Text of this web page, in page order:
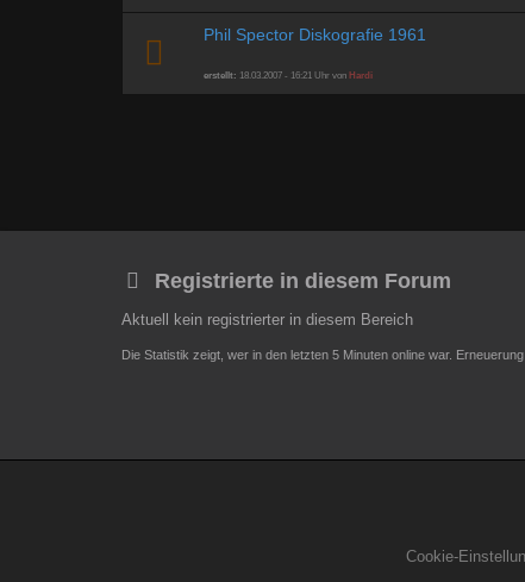
Phil Spector Diskografie 1961
erstellt: 18.03.2007 - 16:21 Uhr von Hardi
Registrierte in diesem Forum
Aktuell kein registrierter in diesem Bereich
Die Statistik zeigt, wer in den letzten 5 Minuten online war.
Cookie-